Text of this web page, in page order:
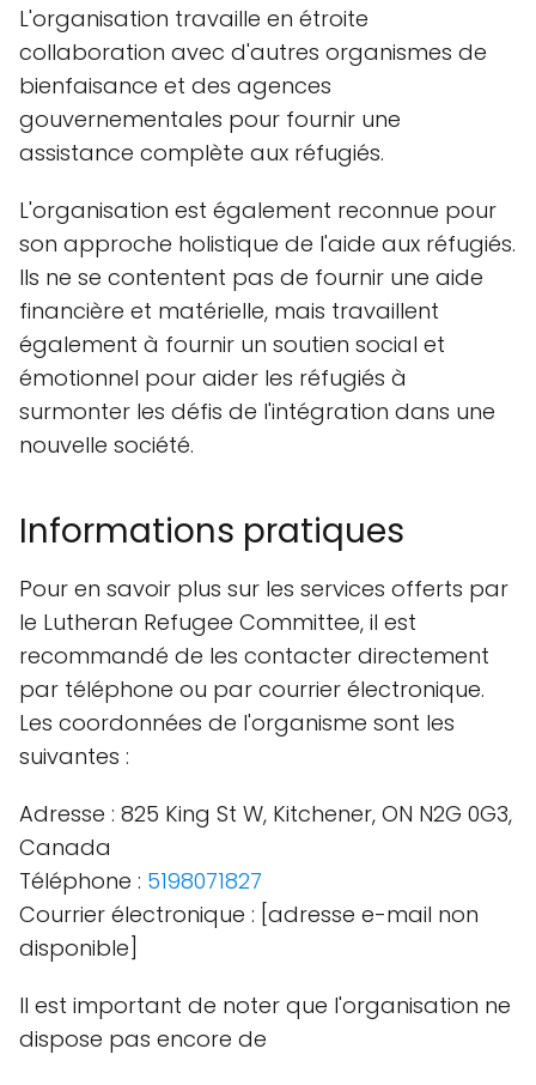
L'organisation travaille en étroite
collaboration avec d'autres organismes de
bienfaisance et des agences
gouvernementales pour fournir une
assistance complète aux réfugiés.
L'organisation est également reconnue pour
son approche holistique de l'aide aux réfugiés.
Ils ne se contentent pas de fournir une aide
financière et matérielle, mais travaillent
également à fournir un soutien social et
émotionnel pour aider les réfugiés à
surmonter les défis de l'intégration dans une
nouvelle société.
Informations pratiques
Pour en savoir plus sur les services offerts par
le Lutheran Refugee Committee, il est
recommandé de les contacter directement
par téléphone ou par courrier électronique.
Les coordonnées de l'organisme sont les
suivantes :
Adresse : 825 King St W, Kitchener, ON N2G 0G3,
Canada
Téléphone : 5198071827
Courrier électronique : [adresse e-mail non
disponible]
Il est important de noter que l'organisation ne
dispose pas encore de